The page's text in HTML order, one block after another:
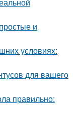
и
условиях:
для вашего
правильно: